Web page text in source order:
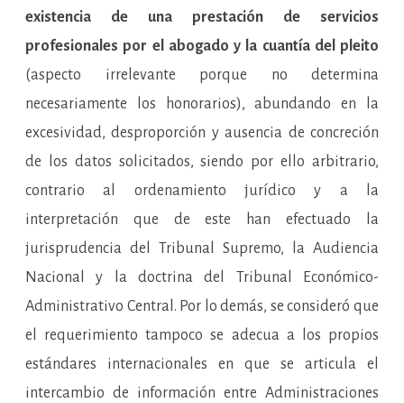
existencia de una prestación de servicios
profesionales por el abogado y la cuantía del pleito
(aspecto irrelevante porque no determina
necesariamente los honorarios), abundando en la
excesividad, desproporción y ausencia de concreción
de los datos solicitados, siendo por ello arbitrario,
contrario al ordenamiento jurídico y a la
interpretación que de este han efectuado la
jurisprudencia del Tribunal Supremo, la Audiencia
Nacional y la doctrina del Tribunal Económico-
Administrativo Central. Por lo demás, se consideró que
el requerimiento tampoco se adecua a los propios
estándares internacionales en que se articula el
intercambio de información entre Administraciones